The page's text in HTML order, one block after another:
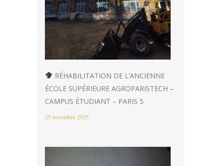
RÉHABILITATION DE L’ANCIENNE
ÉCOLE SUPÉRIEURE AGROPARISTECH –
CAMPUS ÉTUDIANT – PARIS 5
25 novembre 2025